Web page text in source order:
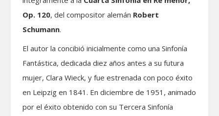
Op. 120, del compositor alemán Robert
Schumann.
El autor la concibió inicialmente como una Sinfonía
Fantástica, dedicada diez años antes a su futura
mujer, Clara Wieck, y fue estrenada con poco éxito
en Leipzig en 1841. En diciembre de 1951, animado
por el éxito obtenido con su Tercera Sinfonía